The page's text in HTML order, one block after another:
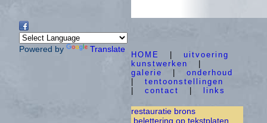
Powered by Translate
HOME | uitvoering
kunstwerken
|
galerie
| onderhoud
| tentoonstellingen
| contact | links
restauratie brons
belettering op tekstplaten